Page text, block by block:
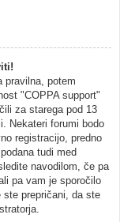
pravilna, potem
"COPPA support"
za starega pod 13
Nekateri forumi bodo
registracijo, predno
tudi med
navodilom, če pa
pa vam je sporočilo
prepričani, da ste